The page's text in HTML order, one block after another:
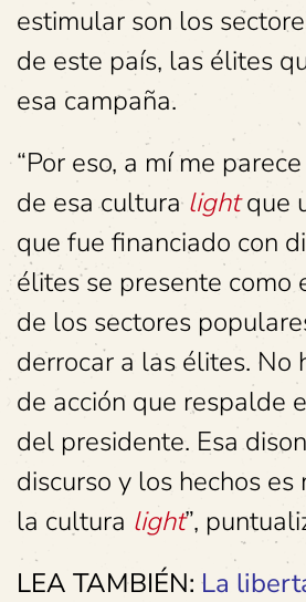
estimular son los
de este país, las élites
esa campaña.
“Por eso, a mí me
de esa culturalightque
que fue financiado con
élites se presente como
de los sectores
derrocar a las élites. No
de acción que respalde
del presidente. Esa
discurso y los hechos
la cultura light”,
LEA TAMBIÉN: La